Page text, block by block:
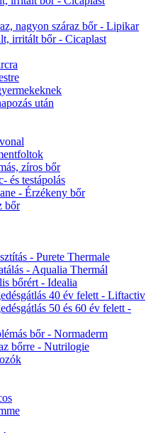
nagyon száraz bőr - Lipikar
irritált bőr - Cicaplast
után
zíros bőr
és testápolás
- Érzékeny bőr
bőr
- Purete Thermale
- Aqualia Thermál
bőrért - Idealia
40 év felett - Liftactiv
50 és 60 év felett -
bőr - Normaderm
bőrre - Nutrilogie